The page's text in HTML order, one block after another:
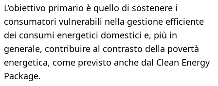
L’obiettivo primario è quello di sostenere i
consumatori vulnerabili nella gestione efficiente
dei consumi energetici domestici e, più in
generale, contribuire al contrasto della povertà
energetica, come previsto anche dal Clean Energy
Package.